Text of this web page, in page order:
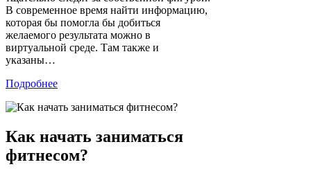
В современное время найти информацию,
которая бы помогла бы добиться
желаемого результата можно в
виртуальной среде. Там также и
указаны…
Подробнее
Как начать заниматься
фитнесом?